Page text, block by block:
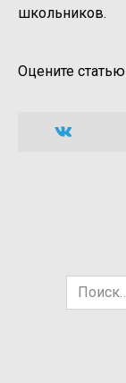
школьников.
Оцените статью
Search
for: